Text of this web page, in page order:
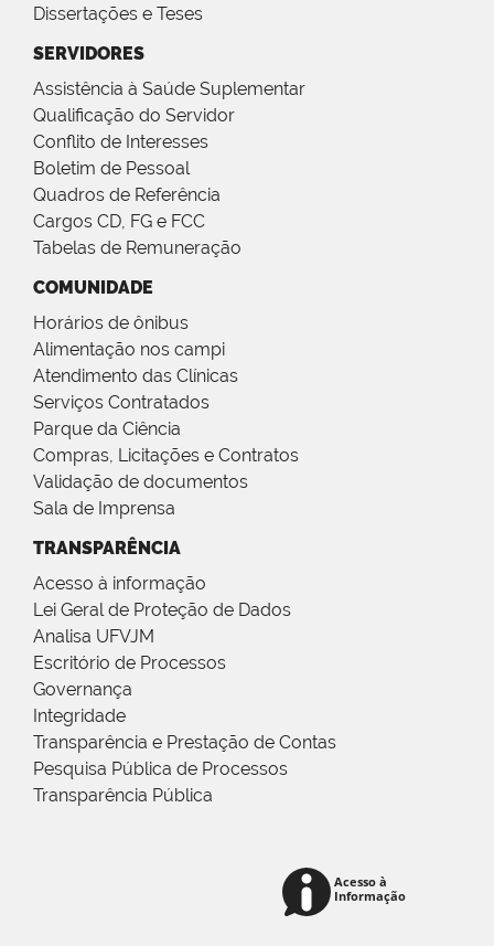
Dissertações e Teses
SERVIDORES
Assistência à Saúde Suplementar
Qualificação do Servidor
Conflito de Interesses
Boletim de Pessoal
Quadros de Referência
Cargos CD, FG e FCC
Tabelas de Remuneração
COMUNIDADE
Horários de ônibus
Alimentação nos campi
Atendimento das Clínicas
Serviços Contratados
Parque da Ciência
Compras, Licitações e Contratos
Validação de documentos
Sala de Imprensa
TRANSPARÊNCIA
Acesso à informação
Lei Geral de Proteção de Dados
Analisa UFVJM
Escritório de Processos
Governança
Integridade
Transparência e Prestação de Contas
Pesquisa Pública de Processos
Transparência Pública